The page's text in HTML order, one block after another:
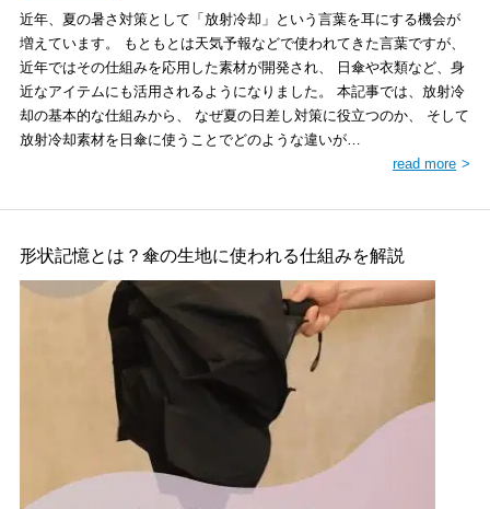
近年、夏の暑さ対策として「放射冷却」という言葉を耳にする機会が
増えています。 もともとは天気予報などで使われてきた言葉ですが、
近年ではその仕組みを応用した素材が開発され、 日傘や衣類など、身
近なアイテムにも活用されるようになりました。 本記事では、放射冷
却の基本的な仕組みから、 なぜ夏の日差し対策に役立つのか、 そして
放射冷却素材を日傘に使うことでどのような違いが…
read more
形状記憶とは？傘の生地に使われる仕組みを解説